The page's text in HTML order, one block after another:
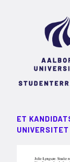
ET
UNIVERSITET